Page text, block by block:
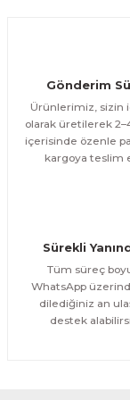
Göl Kenarında Ev
1.200,00 TL
1.000,00 TL
1.000,00 TL
Evinemoda
Gold Vazoda
Gönderim
Ürünlerimiz, sizin
olarak üretilerek
içerisinde özenle
kargoya teslim
Sürekli
Tüm süreç
WhatsApp
dilediğiniz an
destek